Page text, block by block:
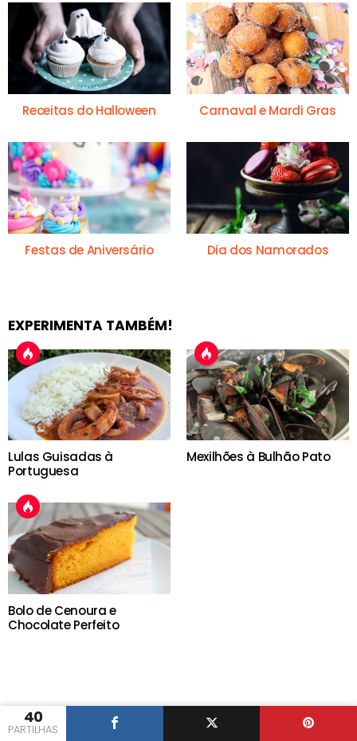
40
PARTILHAS
Receitas do Halloween Carnaval e Mardi Gras
Festas de Aniversário Dia dos Namorados
EXPERIMENTA TAMBÉM!
Lulas Guisadas à
Portuguesa
Mexilhões à Bulhão Pato
Bolo de Cenoura e
Chocolate Perfeito